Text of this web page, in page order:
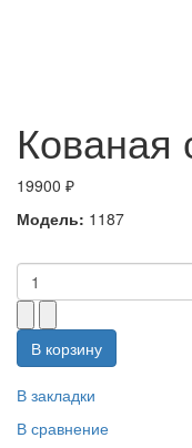
19900 ₽
Модель: 1187
В корзину
В закладки
В сравнение